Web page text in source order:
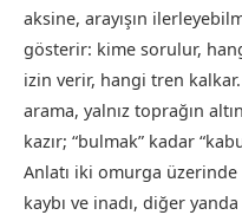
aksine, arayışın
gösterir: kime sorulur,
izin verir, hangi tren
arama, yalnız toprağın
kazır; “bulmak” kadar
Anlatı iki omurga
kaybı ve inadı, diğer